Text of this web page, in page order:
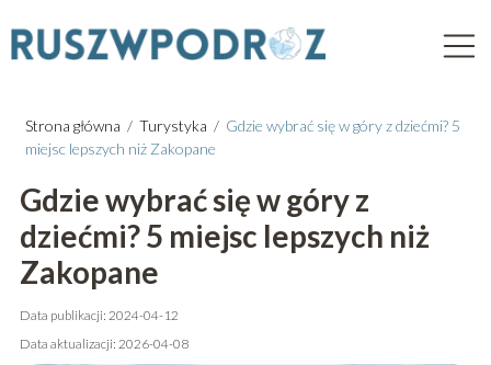
Strona główna / Turystyka / Gdzie wybrać się w góry z dziećmi? 5
miejsc lepszych niż Zakopane
Gdzie wybrać się w góry z
dziećmi? 5 miejsc lepszych niż
Zakopane
Data publikacji: 2024-04-12
Data aktualizacji: 2026-04-08